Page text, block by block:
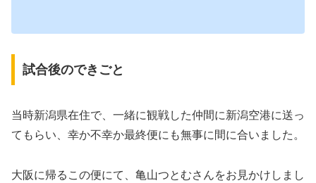
試合後のできごと
当時新潟県在住で、一緒に観戦した仲間に新潟空港に送っ
てもらい、幸か不幸か最終便にも無事に間に合いました。
大阪に帰るこの便にて、亀山つとむさんをお見かけしまし